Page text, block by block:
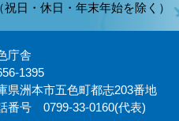
日・休日・年末年始を除く）
庁舎
1395
県洲本市五色町都志203番地
番号 0799-33-0160(代表)